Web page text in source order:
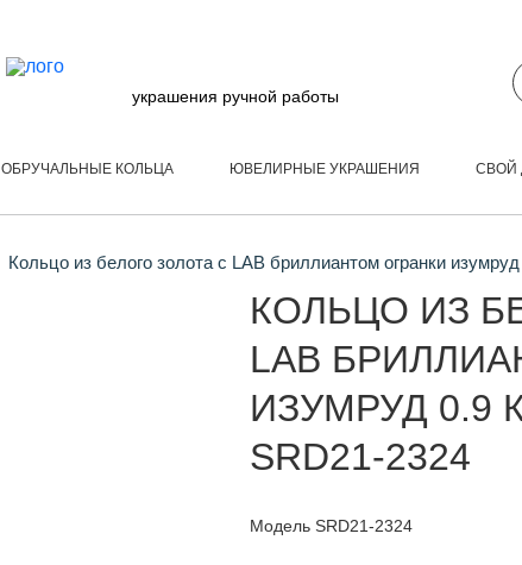
украшения ручной работы
ОБРУЧАЛЬНЫЕ КОЛЬЦА ЮВЕЛИРНЫЕ УКРАШЕНИЯ СВОЙ
Кольцо из белого золота с LAB бриллиантом огранки
КОЛЬЦО ИЗ
LAB
ИЗУМРУД 0.9
SRD21-2324
Модель SRD21-2324